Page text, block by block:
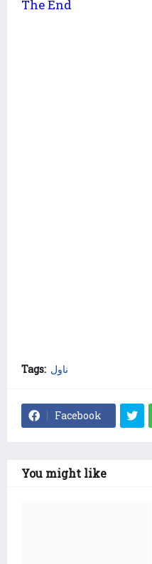
The End
Tags: ناول
Facebook
You might like